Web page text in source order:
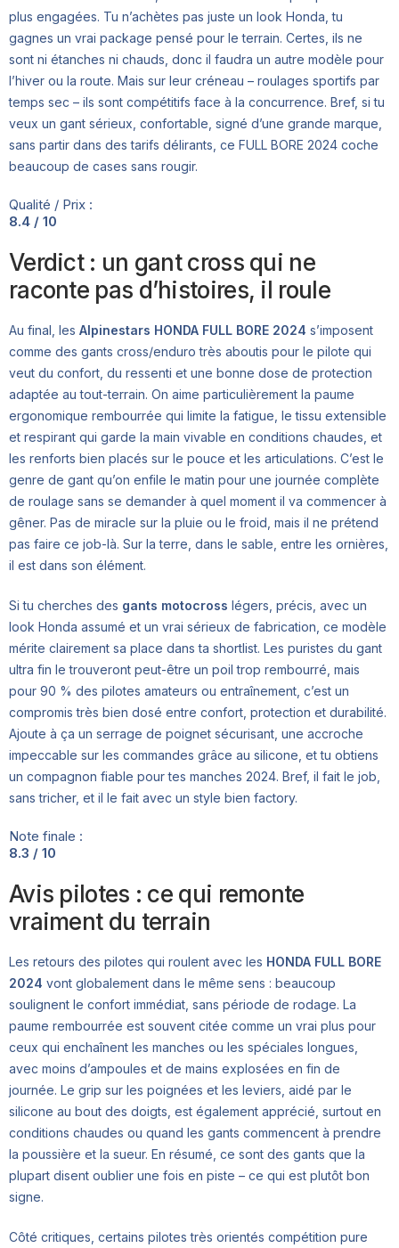
plus engagées. Tu n’achètes pas juste un look Honda, tu
gagnes un vrai package pensé pour le terrain. Certes, ils ne
sont ni étanches ni chauds, donc il faudra un autre modèle pour
l’hiver ou la route. Mais sur leur créneau – roulages sportifs par
temps sec – ils sont compétitifs face à la concurrence. Bref, si tu
veux un gant sérieux, confortable, signé d’une grande marque,
sans partir dans des tarifs délirants, ce FULL BORE 2024 coche
beaucoup de cases sans rougir.
Qualité / Prix :
8.4 / 10
Verdict : un gant cross qui ne
raconte pas d’histoires, il roule
Au final, les Alpinestars HONDA FULL BORE 2024 s’imposent
comme des gants cross/enduro très aboutis pour le pilote qui
veut du confort, du ressenti et une bonne dose de protection
adaptée au tout-terrain. On aime particulièrement la paume
ergonomique rembourrée qui limite la fatigue, le tissu extensible
et respirant qui garde la main vivable en conditions chaudes, et
les renforts bien placés sur le pouce et les articulations. C’est le
genre de gant qu’on enfile le matin pour une journée complète
de roulage sans se demander à quel moment il va commencer à
gêner. Pas de miracle sur la pluie ou le froid, mais il ne prétend
pas faire ce job-là. Sur la terre, dans le sable, entre les ornières,
il est dans son élément.
Si tu cherches des gants motocross légers, précis, avec un
look Honda assumé et un vrai sérieux de fabrication, ce modèle
mérite clairement sa place dans ta shortlist. Les puristes du gant
ultra fin le trouveront peut-être un poil trop rembourré, mais
pour 90 % des pilotes amateurs ou entraînement, c’est un
compromis très bien dosé entre confort, protection et durabilité.
Ajoute à ça un serrage de poignet sécurisant, une accroche
impeccable sur les commandes grâce au silicone, et tu obtiens
un compagnon fiable pour tes manches 2024. Bref, il fait le job,
sans tricher, et il le fait avec un style bien factory.
Note finale :
8.3 / 10
Avis pilotes : ce qui remonte
vraiment du terrain
Les retours des pilotes qui roulent avec les HONDA FULL BORE
2024 vont globalement dans le même sens : beaucoup
soulignent le confort immédiat, sans période de rodage. La
paume rembourrée est souvent citée comme un vrai plus pour
ceux qui enchaînent les manches ou les spéciales longues,
avec moins d’ampoules et de mains explosées en fin de
journée. Le grip sur les poignées et les leviers, aidé par le
silicone au bout des doigts, est également apprécié, surtout en
conditions chaudes ou quand les gants commencent à prendre
la poussière et la sueur. En résumé, ce sont des gants que la
plupart disent oublier une fois en piste – ce qui est plutôt bon
signe.
Côté critiques, certains pilotes très orientés compétition pure